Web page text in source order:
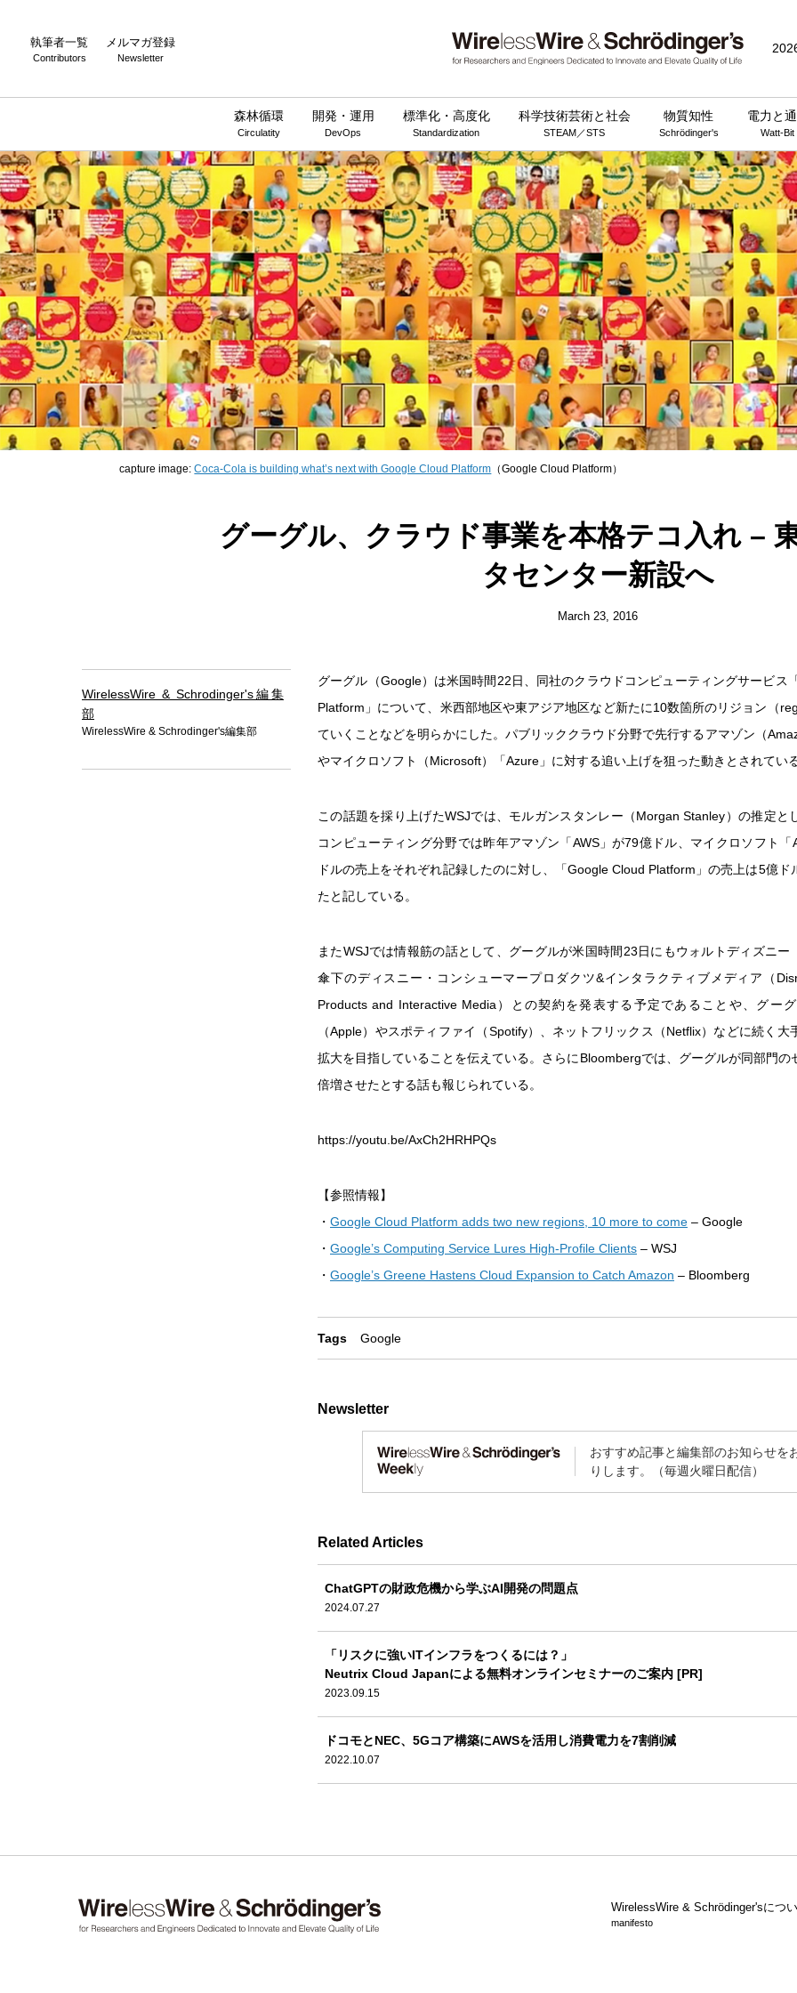
執筆者一覧
Contributors
メルマガ登録
Newsletter
森林循環
Circulatity
開発・運用
DevOps
標準化・高度化
Standardization
科学技術芸術と社会
STEAM／STS
物質知性
Schrödinger's
電力と
Watt-Bit
capture image:Coca-Cola is building what’s next with Google Cloud Platform （Google Cloud Platform）
グーグル、クラウド事業を本格テコ入れ –
タセンター新設へ
March 23, 2016
WirelessWire & Schrodinger's編集
部
WirelessWire & Schrodinger's編集部
グーグル（Google）は米国時間22日、同社のクラウドコンピューティングサービス
Platform」について、米西部地区や東アジア地区など新たに10数箇所のリジョン（
ていくことなどを明らかにした。パブリッククラウド分野で先行するアマゾン（
やマイクロソフト（Microsoft）「Azure」に対する追い上げを狙った動きとされてい
この話題を採り上げたWSJでは、モルガンスタンレー（Morgan Stanley）の推定と
コンピューティング分野では昨年アマゾン「AWS」が79億ドル、マイクロソフト「
ドルの売上をそれぞれ記録したのに対し、「Google Cloud Platform」の売上は5億ド
たと記している。
またWSJでは情報筋の話として、グーグルが米国時間23日にもウォルトディズニー
傘下のディスニー・コンシューマープロダクツ&インタラクティブメディア（
Products and Interactive Media）との契約を発表する予定であることや、グー
（Apple）やスポティファイ（Spotify）、ネットフリックス（Netflix）などに続く大
拡大を目指していることを伝えている。さらにBloombergでは、グーグルが同部門の
倍増させたとする話も報じられている。
https://youtu.be/AxCh2HRHPQs
【参照情報】
・ Google Cloud Platform adds two new regions, 10 more to come – Google
・ Google’s Computing Service Lures High-Profile Clients – WSJ
・ Google’s Greene Hastens Cloud Expansion to Catch Amazon – Bloomberg
Tags Google
Newsletter
おすすめ記事と編集部のお知らせを
りします。（毎週火曜日配信）
Related Articles
ChatGPTの財政危機から学ぶAI開発の問題点
2024.07.27
「リスクに強いITインフラをつくるには？」
Neutrix Cloud Japanによる無料オンラインセミナーのご案内 [PR]
2023.09.15
ドコモとNEC、5Gコア構築にAWSを活用し消費電力を7割削減
2022.10.07
WirelessWire & Schrödinger'sにつ
manifesto